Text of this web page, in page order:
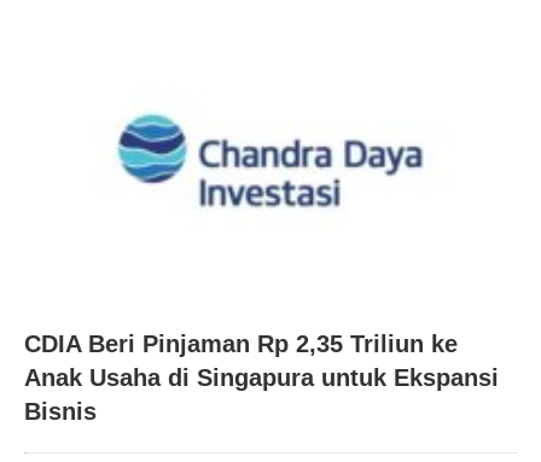
CDIA Beri Pinjaman Rp 2,35 Triliun ke
Anak Usaha di Singapura untuk Ekspansi
Bisnis